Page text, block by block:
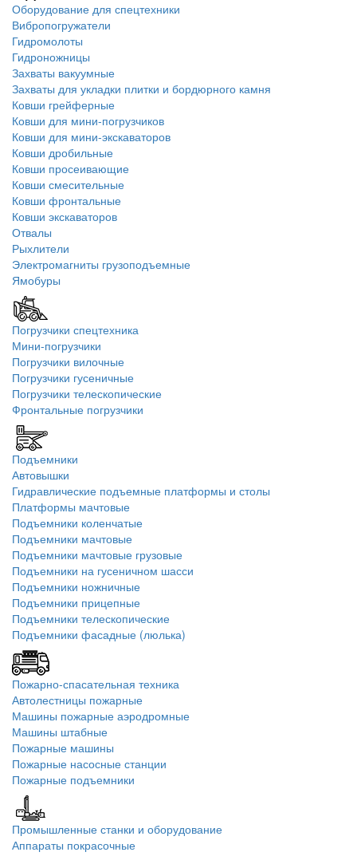
Оборудование для спецтехники
Вибропогружатели
Гидромолоты
Гидроножницы
Захваты вакуумные
Захваты для укладки плитки и бордюрного камня
Ковши грейферные
Ковши для мини-погрузчиков
Ковши для мини-экскаваторов
Ковши дробильные
Ковши просеивающие
Ковши смесительные
Ковши фронтальные
Ковши экскаваторов
Отвалы
Рыхлители
Электромагниты грузоподъемные
Ямобуры
Погрузчики спецтехника
Мини-погрузчики
Погрузчики вилочные
Погрузчики гусеничные
Погрузчики телескопические
Фронтальные погрузчики
Подъемники
Автовышки
Гидравлические подъемные платформы и столы
Платформы мачтовые
Подъемники коленчатые
Подъемники мачтовые
Подъемники мачтовые грузовые
Подъемники на гусеничном шасси
Подъемники ножничные
Подъемники прицепные
Подъемники телескопические
Подъемники фасадные (люлька)
Пожарно-спасательная техника
Автолестницы пожарные
Машины пожарные аэродромные
Машины штабные
Пожарные машины
Пожарные насосные станции
Пожарные подъемники
Промышленные станки и оборудование
Аппараты покрасочные